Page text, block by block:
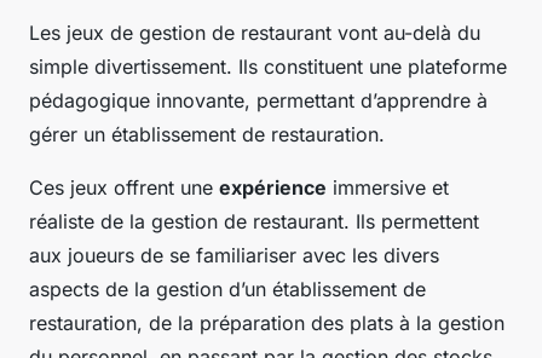
Les jeux de gestion de restaurant vont au-delà du
simple divertissement. Ils constituent une plateforme
pédagogique innovante, permettant d’apprendre à
gérer un établissement de restauration.
Ces jeux offrent une expérience immersive et
réaliste de la gestion de restaurant. Ils permettent
aux joueurs de se familiariser avec les divers
aspects de la gestion d’un établissement de
restauration, de la préparation des plats à la gestion